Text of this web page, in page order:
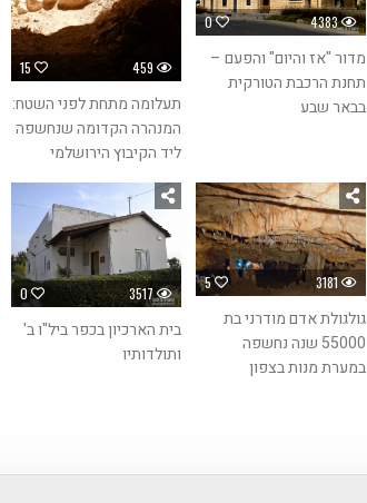
15 459
תעלומה מתחת לפני השטח:
המנהרה הקדומה שנחשפה
ליד הקיבוץ הירושלמי
0 4383
מדור "אז והיום" והפעם –
תחנת הרכבת הטורקית
בבאר שבע
0 3517
בית הארכיון בכפר ביל"ו ב'
ותולדותיו
5 3181
גולגולת אדם מודרני בת
55000 שנה נחשפה
במערת מנות בצפון